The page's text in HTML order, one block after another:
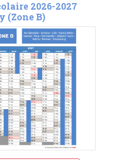
2026-2027
(Zone B)